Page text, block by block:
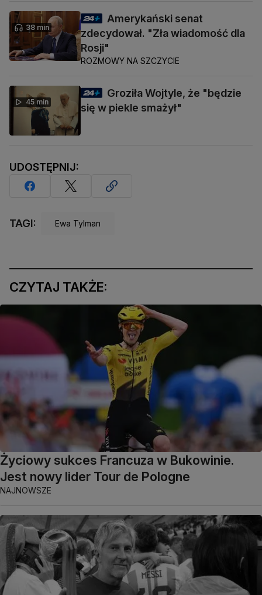
38 min
Amerykański senat
zdecydował. "Zła wiadomość dla
Rosji"
ROZMOWY NA SZCZYCIE
45 min
Groziła Wojtyle, że "będzie
się w piekle smażył"
UDOSTĘPNIJ:
TAGI: Ewa Tylman
CZYTAJ TAKŻE:
Życiowy sukces Francuza w Bukowinie.
Jest nowy lider Tour de Pologne
NAJNOWSZE